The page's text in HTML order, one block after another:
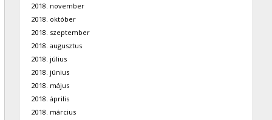
2018. november
2018. október
2018. szeptember
2018. augusztus
2018. július
2018. június
2018. május
2018. április
2018. március